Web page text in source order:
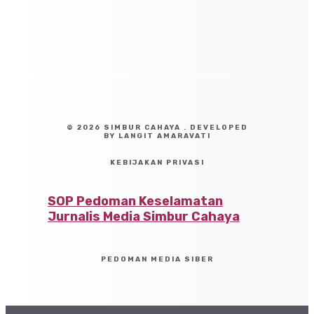
© 2026 SIMBUR CAHAYA . DEVELOPED
BY LANGIT AMARAVATI
KEBIJAKAN PRIVASI
SOP Pedoman Keselamatan
Jurnalis Media Simbur Cahaya
PEDOMAN MEDIA SIBER